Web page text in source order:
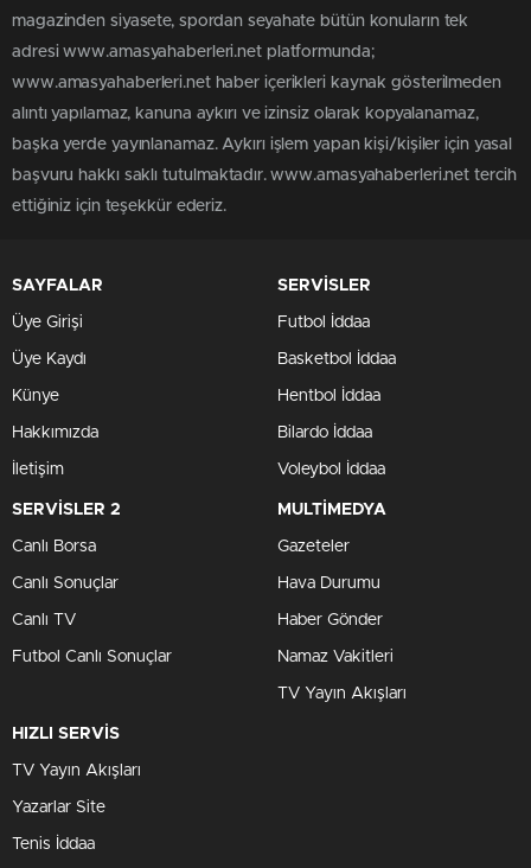
magazinden siyasete, spordan seyahate bütün konuların tek
adresi www.amasyahaberleri.net platformunda;
www.amasyahaberleri.net haber içerikleri kaynak gösterilmeden
alıntı yapılamaz, kanuna aykırı ve izinsiz olarak kopyalanamaz,
başka yerde yayınlanamaz. Aykırı işlem yapan kişi/kişiler için yasal
başvuru hakkı saklı tutulmaktadır. www.amasyahaberleri.net tercih
ettiğiniz için teşekkür ederiz.
SAYFALAR
Üye Girişi
Üye Kaydı
Künye
Hakkımızda
İletişim
SERVİSLER
Futbol İddaa
Basketbol İddaa
Hentbol İddaa
Bilardo İddaa
Voleybol İddaa
SERVİSLER 2
Canlı Borsa
Canlı Sonuçlar
Canlı TV
Futbol Canlı Sonuçlar
MULTİMEDYA
Gazeteler
Hava Durumu
Haber Gönder
Namaz Vakitleri
TV Yayın Akışları
HIZLI SERVİS
TV Yayın Akışları
Yazarlar Site
Tenis İddaa